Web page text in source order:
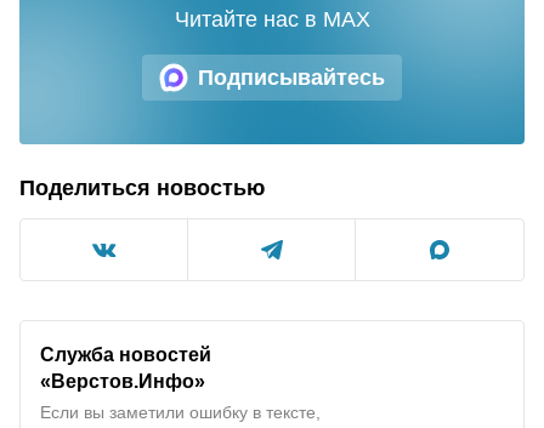
Подписывайтесь
Читайте нас в MAX
Поделиться новостью
Служба новостей
«Верстов.Инфо»
Если вы заметили ошибку в тексте,